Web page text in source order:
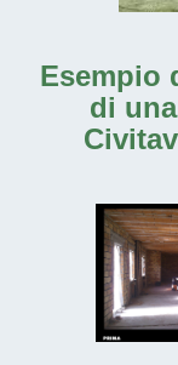
Esempio
di